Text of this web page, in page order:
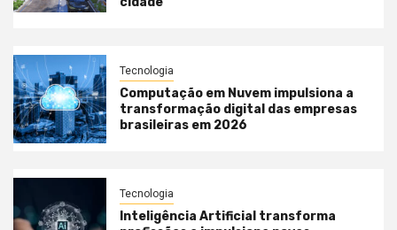
Tecnologia
Computação em Nuvem impulsiona a
transformação digital das empresas
brasileiras em 2026
Tecnologia
Inteligência Artificial transforma